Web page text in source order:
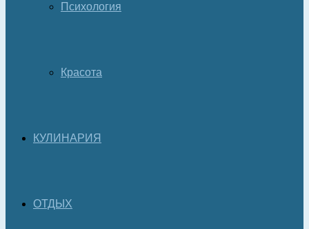
Психология
Красота
КУЛИНАРИЯ
ОТДЫХ